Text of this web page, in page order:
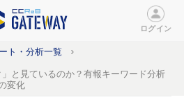
ログイン
ト・分析一覧
」と見ているのか？有報キーワード分析
変化